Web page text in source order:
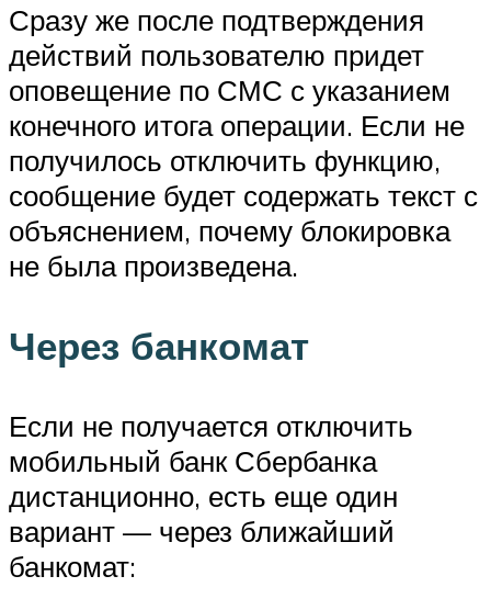
Сразу же после подтверждения
действий пользователю придет
оповещение по СМС с указанием
конечного итога операции. Если не
получилось отключить функцию,
сообщение будет содержать текст с
объяснением, почему блокировка
не была произведена.
Через банкомат
Если не получается отключить
мобильный банк Сбербанка
дистанционно, есть еще один
вариант — через ближайший
банкомат: